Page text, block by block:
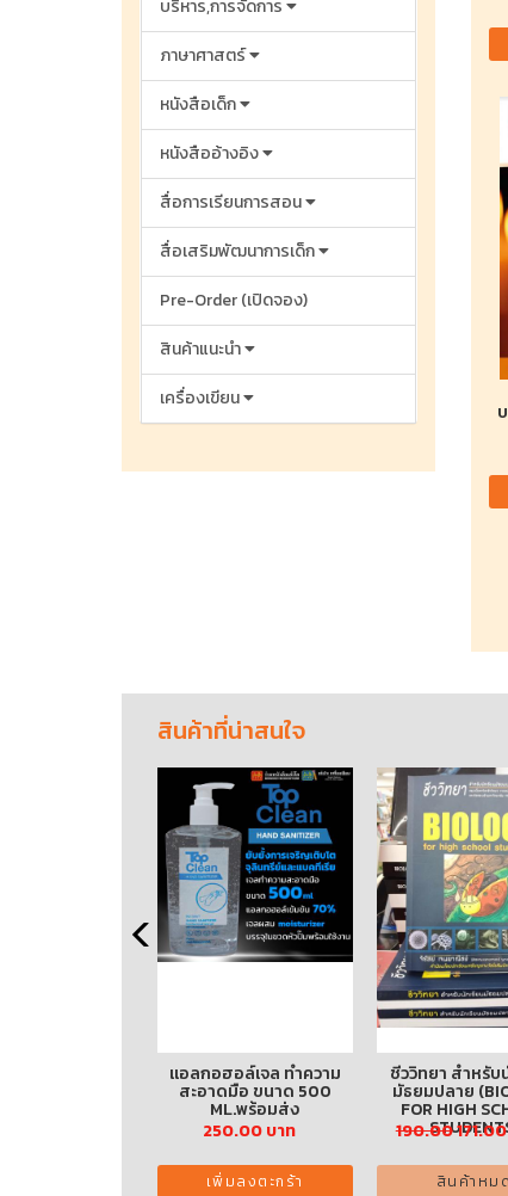
บริหาร,การจัดการ
ภาษาศาสตร์
หนังสือเด็ก
หนังสืออ้างอิง
สื่อการเรียนการสอน
สื่อเสริมพัฒนาการเด็ก
Pre-Order (เปิดจอง)
สินค้าแนะนำ
เครื่องเขียน
สินค้าที่น่าสนใจ
ชีววิทยา สำหรับนักเรียน
มัธยมปลาย (BIOLOGY
FOR HIGH SCHOOL
STUDENTS)
190.00171.00 บาท
สินค้าหมด
เรื่องนี้หนูตอบไ
เรื่องพลา
375.00 บ
เพิ่มลงตะก